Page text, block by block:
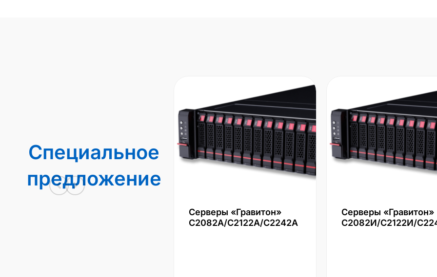
Специальное
предложение
Серверы «Гравитон»
С2082А/С2122А/С2242А
Серверы «Гравитон»
С2082И/С2122И/